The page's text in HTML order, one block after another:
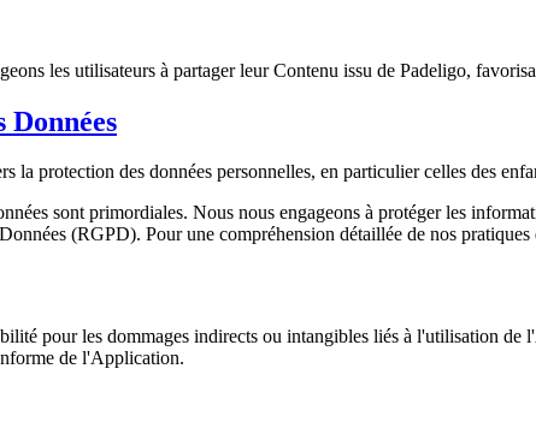
les utilisateurs à partager leur Contenu issu de Padeligo,
la protection des données personnelles, en particulier celles des
sont primordiales. Nous nous engageons à protéger les
(RGPD). Pour une compréhension détaillée de nos
pour les dommages indirects ou intangibles liés à l'utilisation
de l'Application.